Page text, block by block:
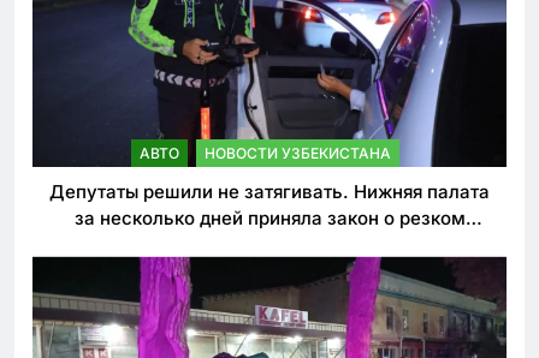
АВТО НОВОСТИ УЗБЕКИСТАНА
Депутаты решили не затягивать. Нижняя палата
за несколько дней приняла закон о резком